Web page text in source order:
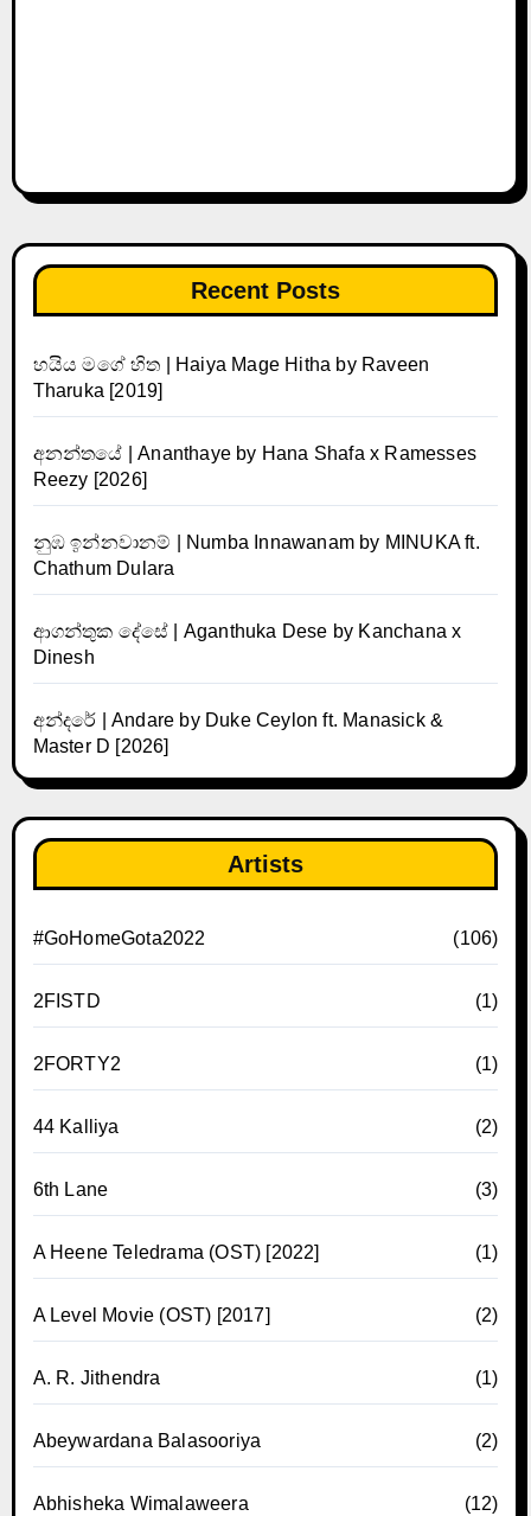
Recent Posts
හයිය මගේ හිත | Haiya Mage Hitha by Raveen
Tharuka [2019]
අනන්තයේ | Ananthaye by Hana Shafa x Ramesses
Reezy [2026]
නුඹ ඉන්නවානම් | Numba Innawanam by MINUKA ft.
Chathum Dulara
ආගන්තුක දේසේ | Aganthuka Dese by Kanchana x
Dinesh
අන්දරේ | Andare by Duke Ceylon ft. Manasick &
Master D [2026]
Artists
#GoHomeGota2022 (106)
2FISTD (1)
2FORTY2 (1)
44 Kalliya (2)
6th Lane (3)
A Heene Teledrama (OST) [2022] (1)
A Level Movie (OST) [2017] (2)
A. R. Jithendra (1)
Abeywardana Balasooriya (2)
Abhisheka Wimalaweera (12)